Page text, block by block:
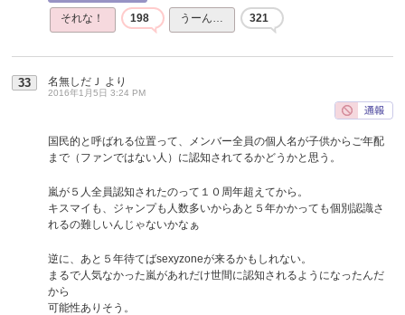
それな！ 198 うーん… 321
33 名無しだＪ より
2016年1月5日 3:24 PM
国民的と呼ばれる位置って、メンバー全員の個人名が子供からご年配
まで（ファンではない人）に認知されてるかどうかと思う。
嵐が５人全員認知されたのって１０周年超えてから。
キスマイも、ジャンプも人数多いからあと５年かかっても個別認識さ
れるの難しいんじゃないかなぁ
逆に、あと５年待てばsexyzoneが来るかもしれない。
まるで人気なかった嵐があれだけ世間に認知されるようになったんだ
から
可能性ありそう。